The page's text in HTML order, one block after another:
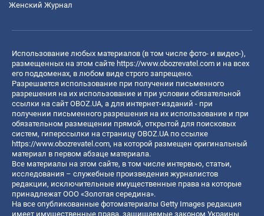
Женский Журнал
Использование любых материалов (в том числе фото- и видео-),
размещенных на этом сайте https://www.obozrevatel.com и на всех
его поддоменах, в любом виде строго запрещено.
Разрешается использование при получении письменного
разрешения на их использование и при условии обязательной
ссылки на сайт OBOZ.UA, а для интернет-изданий - при
получении письменного разрешения на их использование и при
обязательном размещении прямой, открытой для поисковых
систем, гиперссылки на страницу OBOZ.UA по ссылке
https://www.obozrevatel.com, на которой размещен оригинальный
материал в первом абзаце материала.
Все материалы на этом сайте, в том числе интервью, статьи,
исследования – служебные произведения журналистов
редакции, исключительные имущественные права на которые
принадлежат ООО «Золотая середина».
На все опубликованные фотоматериалы Getty Images редакция
имеет имущественные права, защищаемые законом Украины